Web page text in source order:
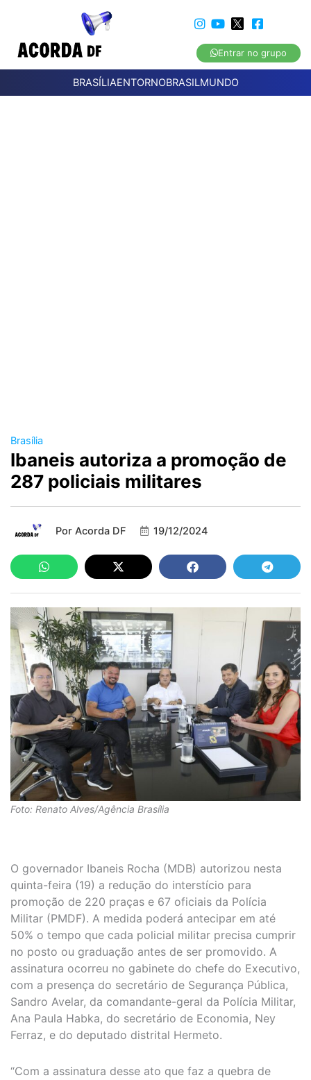
Entrar no grupo
BRASÍLIAENTORNOBRASILMUNDO
Brasília
Ibaneis autoriza a promoção de
287 policiais militares
Por Acorda DF 19/12/2024
Foto: Renato Alves/Agência Brasília
O governador Ibaneis Rocha (MDB) autorizou nesta
quinta-feira (19) a redução do interstício para
promoção de 220 praças e 67 oficiais da Polícia
Militar (PMDF). A medida poderá antecipar em até
50% o tempo que cada policial militar precisa cumprir
no posto ou graduação antes de ser promovido. A
assinatura ocorreu no gabinete do chefe do Executivo,
com a presença do secretário de Segurança Pública,
Sandro Avelar, da comandante-geral da Polícia Militar,
Ana Paula Habka, do secretário de Economia, Ney
Ferraz, e do deputado distrital Hermeto.
“Com a assinatura desse ato que faz a quebra de